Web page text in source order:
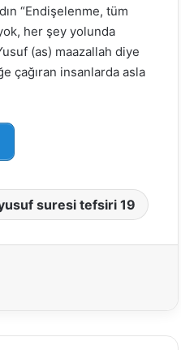
“Endişelenme, tüm
her şey yolunda
(as) maazallah diye
çağıran insanlarda asla
suresi tefsiri 19
Suresi Tefsiri -